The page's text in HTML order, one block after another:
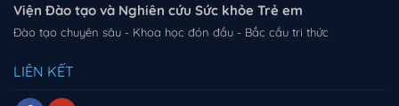
Viện Đào tạo và Nghiên cứu Sức khỏe Trẻ em
Đào tạo chuyên sâu - Khoa học đón đầu - Bắc cầu tri thức
LIÊN KẾT